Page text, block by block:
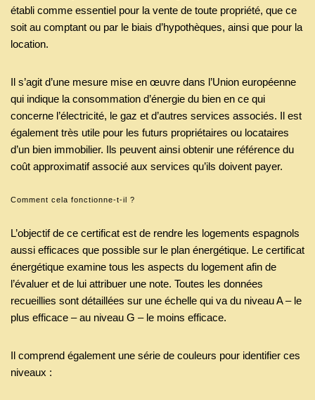
établi comme essentiel pour la vente de toute propriété, que ce
soit au comptant ou par le biais d’hypothèques, ainsi que pour la
location.
Il s’agit d’une mesure mise en œuvre dans l’Union européenne
qui indique la consommation d’énergie du bien en ce qui
concerne l’électricité, le gaz et d’autres services associés. Il est
également très utile pour les futurs propriétaires ou locataires
d’un bien immobilier. Ils peuvent ainsi obtenir une référence du
coût approximatif associé aux services qu’ils doivent payer.
Comment cela fonctionne-t-il ?
L’objectif de ce certificat est de rendre les logements espagnols
aussi efficaces que possible sur le plan énergétique. Le certificat
énergétique examine tous les aspects du logement afin de
l’évaluer et de lui attribuer une note. Toutes les données
recueillies sont détaillées sur une échelle qui va du niveau A – le
plus efficace – au niveau G – le moins efficace.
Il comprend également une série de couleurs pour identifier ces
niveaux :